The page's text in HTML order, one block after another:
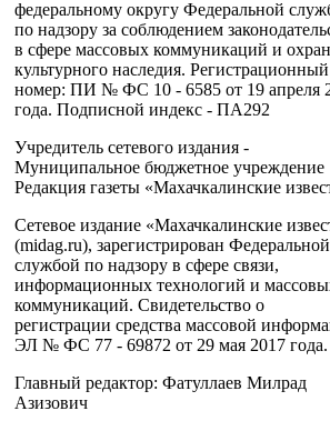
федеральному округу Федеральной
по надзору за соблюдением
в сфере массовых коммуникаций и
культурного наследия. Регистрационный
номер: ПИ № ФС 10 - 6585 от 19 апреля
года. Подписной индекс - ПА292
Учредитель сетевого издания -
Муниципальное бюджетное учреждение
Редакция газеты «Махачкалинские
Сетевое издание «Махачкалинские
(midag.ru), зарегистрирован Федеральной
службой по надзору в сфере связи,
информационных технологий и
коммуникаций. Свидетельство о
регистрации средства массовой
ЭЛ № ФС 77 - 69872 от 29 мая 2017 года.
Главный редактор: Фатуллаев Милрад
Азизович